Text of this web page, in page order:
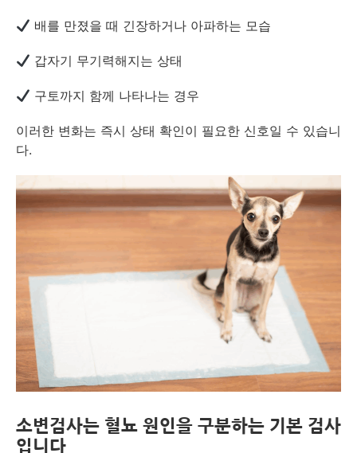
배를 만졌을 때 긴장하거나 아파하는 모습
갑자기 무기력해지는 상태
구토까지 함께 나타나는 경우
이러한 변화는 즉시 상태 확인이 필요한 신호일 수 있습니
다.
소변검사는 혈뇨 원인을 구분하는 기본 검사
입니다